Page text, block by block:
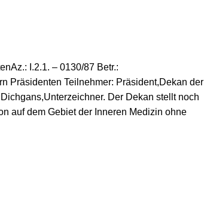
I.2.1. – 0130/87 Betr.:
Präsidenten Teilnehmer: Präsident,Dekan der
Der Dekan stellt noch
auf dem Gebiet der Inneren Medizin ohne